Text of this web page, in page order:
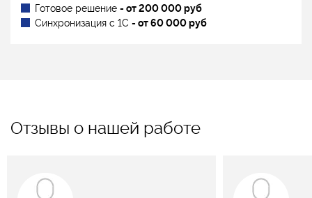
Готовое решение - от 200 000 руб
Синхронизация с 1С - от 60 000 руб
Отзывы о нашей работе